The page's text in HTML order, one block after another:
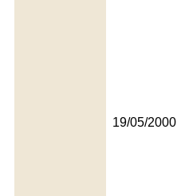
19/05/2000